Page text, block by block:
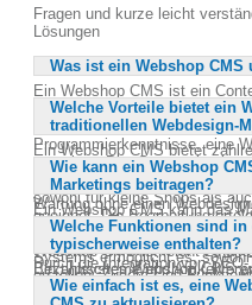
Fragen und kurze leicht
Lösungen
Was ist ein Webshop
Ein Webshop CMS ist ein
speziell für die Erstellung und
entwickelt wurde. Es
Programmierkenntnisse, eine
gestalten. Das System basiert
der Nutzer mit Inhalten füllen
sowohl für kleine Shops als
geeignet. Die Bearbeitung
können Texte verfasst sowie
Webshop CMS ist leicht zu
Bezahlsysteme und
Welche Vorteile bietet ein
traditionellen Webdesign-
Ein Webshop CMS bietet
traditionellen Webdesign-
keine tiefgehenden
Wartung ohne einen
zahlreiche Templates,
um ihren individuellen
Systems ermöglicht es,
erstellen. Zudem sind
Bezahlsysteme und
Wie kann ein Webshop
Marketings beitragen?
Ein Webshop CMS kann das
indem es eine
auf der Inhalte schnell und
Durch die Integration von
gezielt zu platzieren, wird die
erhöht. Zudem können Nutzer
Welche Funktionen sind in
typischerweise enthalten?
Ein typisches Webshop CMS
die den Betrieb eines Online-
Wie einfach ist es, eine